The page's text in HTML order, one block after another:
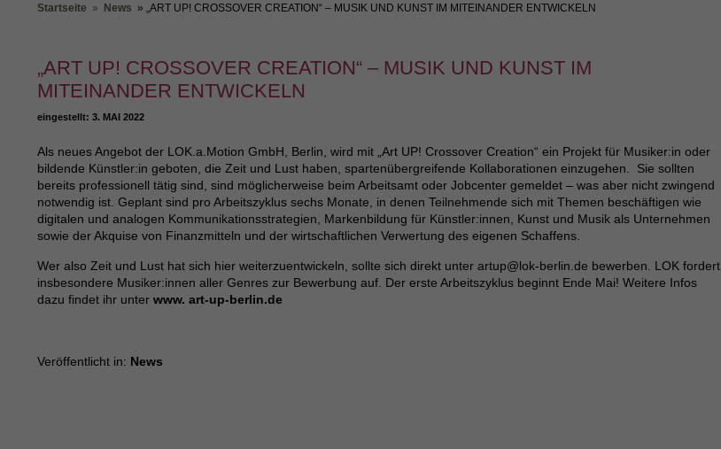
Startseite » News » „ART UP! CROSSOVER CREATION“ – MUSIK UND KUNST IM MITEINANDER ENTWICKELN
„ART UP! CROSSOVER CREATION“ – MUSIK UND KUNST IM
MITEINANDER ENTWICKELN
eingestellt: 3. MAI 2022
Als neues Angebot der LOK.a.Motion GmbH, Berlin, wird mit „Art UP! Crossover Creation“ ein Projekt für Musiker:in oder
bildende Künstler:in geboten, die Zeit und Lust haben, spartenübergreifende Kollaborationen einzugehen. Sie sollten
bereits professionell tätig sind, sind möglicherweise beim Arbeitsamt oder Jobcenter gemeldet – was aber nicht zwingend
notwendig ist. Geplant sind pro Arbeitszyklus sechs Monate, in denen Teilnehmende sich mit Themen beschäftigen wie
digitalen und analogen Kommunikationsstrategien, Markenbildung für Künstler:innen, Kunst und Musik als Unternehmen
sowie der Akquise von Finanzmitteln und der wirtschaftlichen Verwertung des eigenen Schaffens.
Wer also Zeit und Lust hat sich hier weiterzuentwickeln, sollte sich direkt unter artup@lok-berlin.de bewerben. LOK fordert
insbesondere Musiker:innen aller Genres zur Bewerbung auf. Der erste Arbeitszyklus beginnt Ende Mai! Weitere Infos
dazu findet ihr unter www. art-up-berlin.de
Veröffentlicht in: News